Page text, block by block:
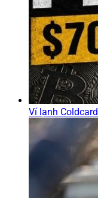
Ví lạnh